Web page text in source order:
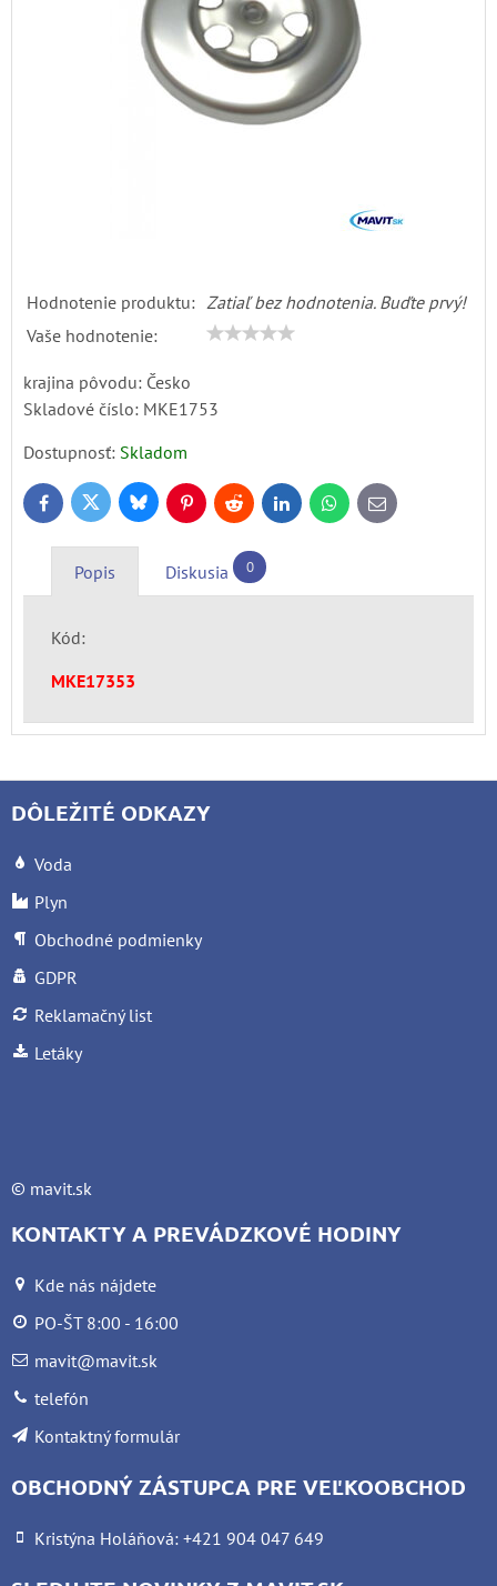
Hodnotenie produktu: Zatiaľ bez hodnotenia. Buďte prvý!
Vaše hodnotenie:
krajina pôvodu: Česko
Skladové číslo: MKE1753
Dostupnosť: Skladom
FacebookTwitter BlueskyPinterestReddit LinkedInWhatsApp
E-
mail
Popis Diskusia 0
Kód:
MKE17353
DÔLEŽITÉ ODKAZY
Voda
Plyn
Obchodné podmienky
GDPR
Reklamačný list
Letáky
© mavit.sk
KONTAKTY A PREVÁDZKOVÉ HODINY
Kde nás nájdete
PO-ŠT 8:00 - 16:00
mavit@mavit.sk
telefón
Kontaktný formulár
OBCHODNÝ ZÁSTUPCA PRE VEĽKOOBCHOD
Kristýna Holáňová: +421 904 047 649